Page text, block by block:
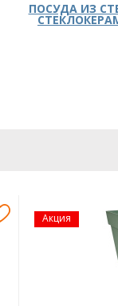
ПОСУДА ИЗ
Акция